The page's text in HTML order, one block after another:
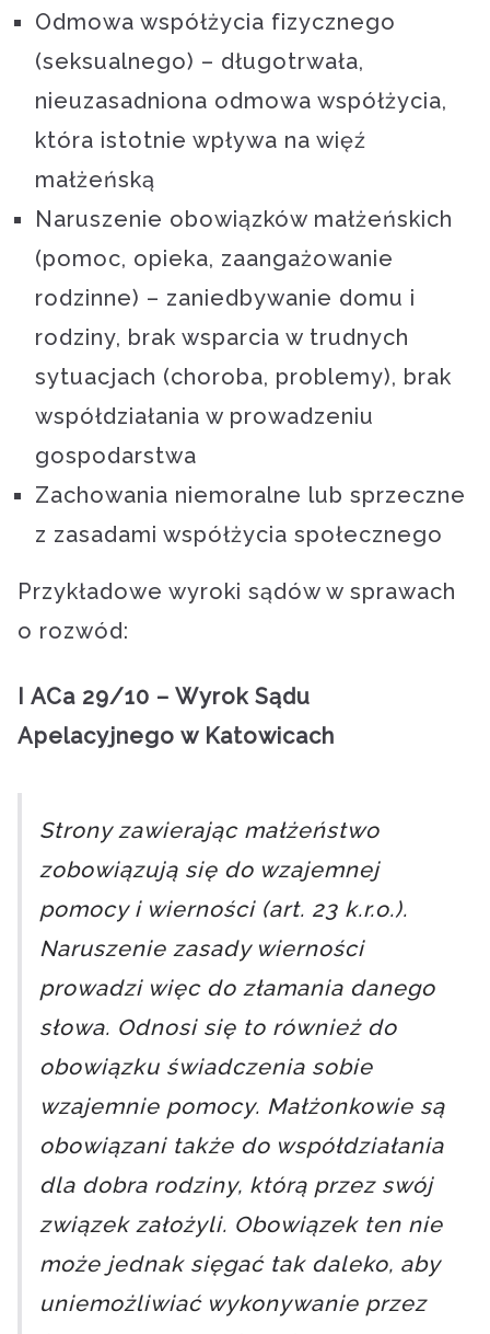
Odmowa współżycia fizycznego
(seksualnego) – długotrwała,
nieuzasadniona odmowa współżycia,
która istotnie wpływa na więź
małżeńską
Naruszenie obowiązków małżeńskich
(pomoc, opieka, zaangażowanie
rodzinne) – zaniedbywanie domu i
rodziny, brak wsparcia w trudnych
sytuacjach (choroba, problemy), brak
współdziałania w prowadzeniu
gospodarstwa
Zachowania niemoralne lub sprzeczne
z zasadami współżycia społecznego
Przykładowe wyroki sądów w sprawach
o rozwód:
I ACa 29/10 – Wyrok Sądu
Apelacyjnego w Katowicach
Strony zawierając małżeństwo
zobowiązują się do wzajemnej
pomocy i wierności (art. 23 k.r.o.).
Naruszenie zasady wierności
prowadzi więc do złamania danego
słowa. Odnosi się to również do
obowiązku świadczenia sobie
wzajemnie pomocy. Małżonkowie są
obowiązani także do współdziałania
dla dobra rodziny, którą przez swój
związek założyli. Obowiązek ten nie
może jednak sięgać tak daleko, aby
uniemożliwiać wykonywanie przez